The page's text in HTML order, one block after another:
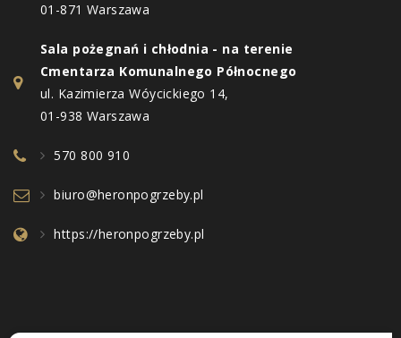
01-871 Warszawa
Sala pożegnań i chłodnia - na terenie
Cmentarza Komunalnego Północnego
ul. Kazimierza Wóycickiego 14,
01-938 Warszawa
570 800 910
biuro@heronpogrzeby.pl
https://heronpogrzeby.pl